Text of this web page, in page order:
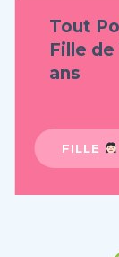
Tout
Fille de
ans
FILLE